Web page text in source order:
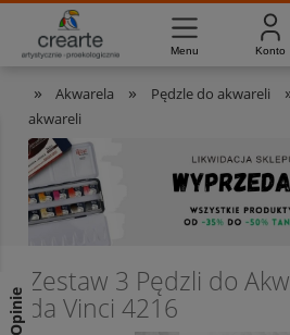
» Akwarela » Pędzle do akwareli
akwareli
Zestaw 3 Pędzli do
da Vinci 4216
Masz pytania? 733-012-789 Pon. -
Opinie